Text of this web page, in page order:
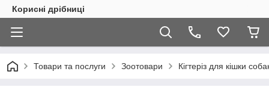
Корисні дрібниці
Товари та послуги Зоотовари Кігтеріз для кішки